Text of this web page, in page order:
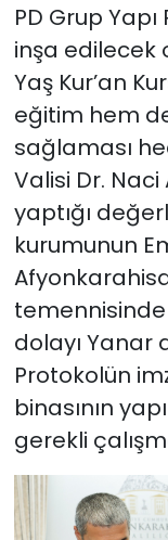
PD Grup
inşa edilecek
Yaş Kur’an
eğitim hem
sağlaması
Valisi Dr.
yaptığı
kurumunun
temennisinde
dolayı Yanar
Protokolün
binasının
gerekli